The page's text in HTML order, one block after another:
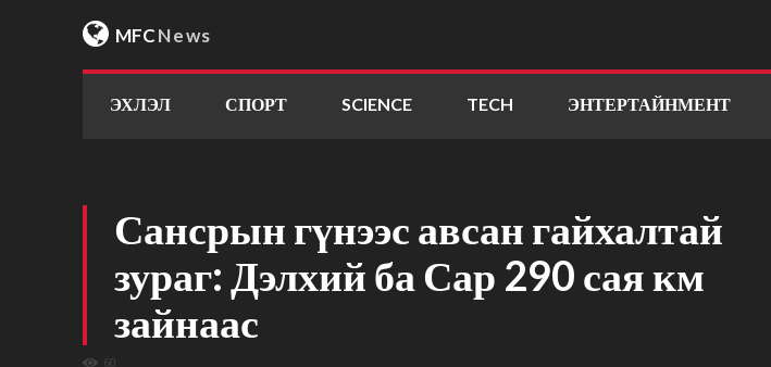
MFCNews
ЭХЛЭЛ СПОРТ SCIENCE TECH ЭНТЕРТАЙНМЕНТ
Сансрын гүнээс авсан гайхалтай
зураг: Дэлхий ба Сар 290 сая км
зайнаас
60